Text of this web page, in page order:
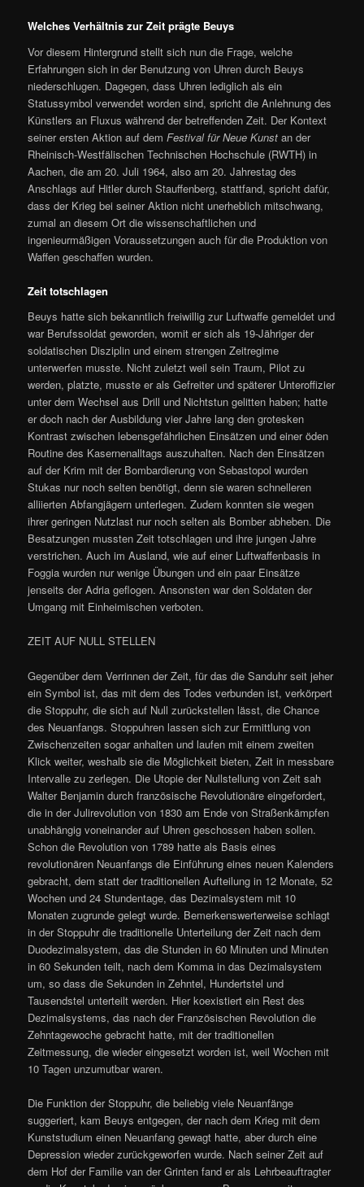
Welches Verhältnis zur Zeit prägte Beuys
Vor diesem Hintergrund stellt sich nun die Frage, welche
Erfahrungen sich in der Benutzung von Uhren durch Beuys
niederschlugen. Dagegen, dass Uhren lediglich als ein
Statussymbol verwendet worden sind, spricht die Anlehnung des
Künstlers an Fluxus während der betreffenden Zeit. Der Kontext
seiner ersten Aktion auf demFestival für Neue Kunst an der
Rheinisch-Westfälischen Technischen Hochschule (RWTH) in
Aachen, die am 20. Juli 1964, also am 20. Jahrestag des
Anschlags auf Hitler durch Stauffenberg, stattfand, spricht dafür,
dass der Krieg bei seiner Aktion nicht unerheblich mitschwang,
zumal an diesem Ort die wissenschaftlichen und
ingenieurmäßigen Voraussetzungen auch für die Produktion von
Waffen geschaffen wurden.
Zeit totschlagen
Beuys hatte sich bekanntlich freiwillig zur Luftwaffe gemeldet und
war Berufssoldat geworden, womit er sich als 19-Jähriger der
soldatischen Disziplin und einem strengen Zeitregime
unterwerfen musste. Nicht zuletzt weil sein Traum, Pilot zu
werden, platzte, musste er als Gefreiter und späterer Unteroffizier
unter dem Wechsel aus Drill und Nichtstun gelitten haben; hatte
er doch nach der Ausbildung vier Jahre lang den grotesken
Kontrast zwischen lebensgefährlichen Einsätzen und einer öden
Routine des Kasernenalltags auszuhalten. Nach den Einsätzen
auf der Krim mit der Bombardierung von Sebastopol wurden
Stukas nur noch selten benötigt, denn sie waren schnelleren
alliierten Abfangjägern unterlegen. Zudem konnten sie wegen
ihrer geringen Nutzlast nur noch selten als Bomber abheben. Die
Besatzungen mussten Zeit totschlagen und ihre jungen Jahre
verstrichen. Auch im Ausland, wie auf einer Luftwaffenbasis in
Foggia wurden nur wenige Übungen und ein paar Einsätze
jenseits der Adria geflogen. Ansonsten war den Soldaten der
Umgang mit Einheimischen verboten.
ZEIT AUF NULL STELLEN
Gegenüber dem Verrinnen der Zeit, für das die Sanduhr seit jeher
ein Symbol ist, das mit dem des Todes verbunden ist, verkörpert
die Stoppuhr, die sich auf Null zurückstellen lässt, die Chance
des Neuanfangs. Stoppuhren lassen sich zur Ermittlung von
Zwischenzeiten sogar anhalten und laufen mit einem zweiten
Klick weiter, weshalb sie die Möglichkeit bieten, Zeit in messbare
Intervalle zu zerlegen. Die Utopie der Nullstellung von Zeit sah
Walter Benjamin durch französische Revolutionäre eingefordert,
die in der Julirevolution von 1830 am Ende von Straßenkämpfen
unabhängig voneinander auf Uhren geschossen haben sollen.
Schon die Revolution von 1789 hatte als Basis eines
revolutionären Neuanfangs die Einführung eines neuen Kalenders
gebracht, dem statt der traditionellen Aufteilung in 12 Monate, 52
Wochen und 24 Stundentage, das Dezimalsystem mit 10
Monaten zugrunde gelegt wurde. Bemerkenswerterweise schlagt
in der Stoppuhr die traditionelle Unterteilung der Zeit nach dem
Duodezimalsystem, das die Stunden in 60 Minuten und Minuten
in 60 Sekunden teilt, nach dem Komma in das Dezimalsystem
um, so dass die Sekunden in Zehntel, Hundertstel und
Tausendstel unterteilt werden. Hier koexistiert ein Rest des
Dezimalsystems, das nach der Französischen Revolution die
Zehntagewoche gebracht hatte, mit der traditionellen
Zeitmessung, die wieder eingesetzt worden ist, weil Wochen mit
10 Tagen unzumutbar waren.
Die Funktion der Stoppuhr, die beliebig viele Neuanfänge
suggeriert, kam Beuys entgegen, der nach dem Krieg mit dem
Kunststudium einen Neuanfang gewagt hatte, aber durch eine
Depression wieder zurückgeworfen wurde. Nach seiner Zeit auf
dem Hof der Familie van der Grinten fand er als Lehrbeauftragter